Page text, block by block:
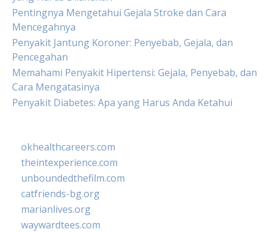
Pentingnya Mengetahui Gejala Stroke dan Cara
Mencegahnya
Penyakit Jantung Koroner: Penyebab, Gejala, dan
Pencegahan
Memahami Penyakit Hipertensi: Gejala, Penyebab, dan
Cara Mengatasinya
Penyakit Diabetes: Apa yang Harus Anda Ketahui
okhealthcareers.com
theintexperience.com
unboundedthefilm.com
catfriends-bg.org
marianlives.org
waywardtees.com